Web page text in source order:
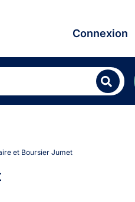
Connexion
et Boursier Jumet